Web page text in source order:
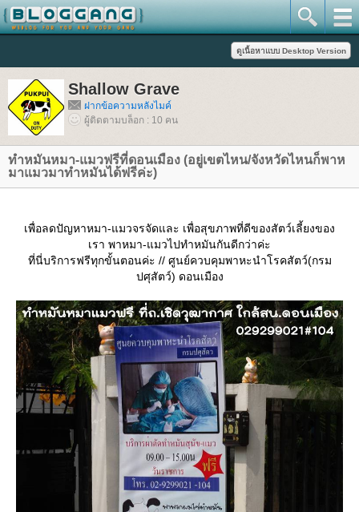
Shallow Grave
ฝากข้อความหลังไมค์
ผู้ติดตามบล็อก : 10 คน
ทำหมันหมา-แมวฟรีที่ดอนเมือง (อยู่เขตไหน/จังหวัดไหนก็พาห
มาแมวมาทำหมันได้ฟรีค่ะ)
เพื่อลดปัญหาหมา-แมวจรจัดและ เพื่อสุขภาพที่ดีของสัตว์เลี้ยงของ
เรา พาหมา-แมวไปทำหมันกันดีกว่าค่ะ
ที่นี่บริการฟรีทุกขั้นตอนค่ะ // ศูนย์ควบคุมพาหะนำโรคสัตว์(กรม
ปศุสัตว์) ดอนเมือง